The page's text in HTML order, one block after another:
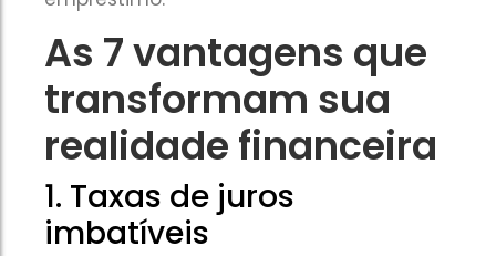
As 7 vantagens que
transformam sua
realidade financeira
1. Taxas de juros
imbatíveis